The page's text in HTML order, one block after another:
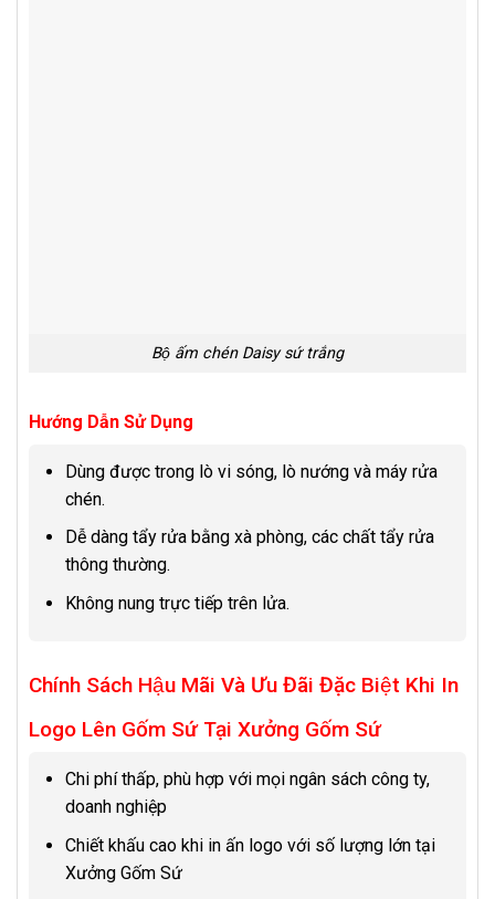
Bộ ấm chén Daisy sứ trắng
Hướng Dẫn Sử Dụng
Dùng được trong lò vi sóng, lò nướng và máy rửa
chén.
Dễ dàng tẩy rửa bằng xà phòng, các chất tẩy rửa
thông thường.
Không nung trực tiếp trên lửa.
Chính Sách Hậu Mãi Và Ưu Đãi Đặc Biệt Khi In
Logo Lên Gốm Sứ Tại Xưởng Gốm Sứ
Chi phí thấp, phù hợp với mọi ngân sách công ty,
doanh nghiệp
Chiết khấu cao khi in ấn logo với số lượng lớn tại
Xưởng Gốm Sứ